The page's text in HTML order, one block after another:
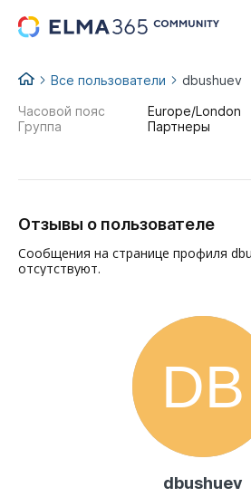
...
Все пользователи dbushuev
dbushuev
Часовой пояс
Europe/London
Группа
Партнеры
Отзывы о пользователе
Сообщения на странице профиля
отсутствуют.